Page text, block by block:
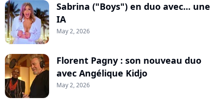
Sabrina ("Boys") en duo avec... une
IA
May 2, 2026
Florent Pagny : son nouveau duo
avec Angélique Kidjo
May 2, 2026